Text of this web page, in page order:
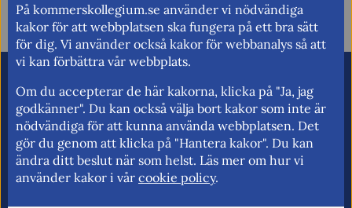
adressen om du vill ha svar från oss!)
Ordverifiering Uppdatera captcha
På kommerskollegium.se använder vi nödvändiga
kakor för att webbplatsen ska fungera på ett bra sätt
för dig. Vi använder också kakor för webbanalys så att
vi kan förbättra vår webbplats.
Om du accepterar de här kakorna, klicka på "Ja, jag
godkänner". Du kan också välja bort kakor som inte är
nödvändiga för att kunna använda webbplatsen. Det
gör du genom att klicka på "Hantera kakor". Du kan
ändra ditt beslut när som helst. Läs mer om hur vi
använder kakor i vår cookie policy.